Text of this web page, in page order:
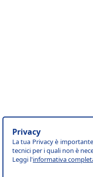
Privacy
La tua Privacy è
tecnici per i quali non è
Leggi l'informativa